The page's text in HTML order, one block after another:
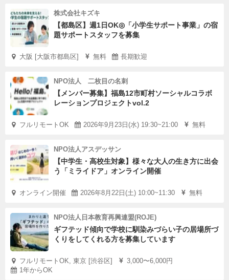
株式会社キズキ
【都島区】週1日OK◎「小学生サポート事業」の宿
題サポートスタッフを募集
大阪 [大阪市都島区] 無料 長期歓迎
NPO法人 二枚目の名刺
【メンバー募集】福島12市町村ソーシャルコラボ
レーションプロジェクトvol.2
フルリモートOK 2026年9月23日(水) 19:30~21:00 無料
NPO法人アスデッサン
【中学生・高校生対象】様々な大人の生き方に出会
う「ミライドア」オンライン開催
オンライン開催 2026年8月22日(土) 10:00~11:30 無料
NPO法人日本教育再興連盟(ROJE)
ギフテッド傾向で学校に馴染みづらい子の居場所づ
くりをしてくれる方を募集しています
フルリモートOK, 東京 [渋谷区]
3,000〜6,000円
1年からOK